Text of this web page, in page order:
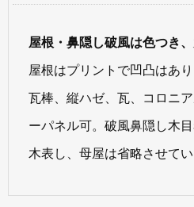
屋根・鼻隠し破風は色つき
屋根はプリントで凹凸はあ
瓦棒、縦ハゼ、瓦、コロニ
ーパネル可。破風鼻隠し木
木表し、母屋は省略させてい